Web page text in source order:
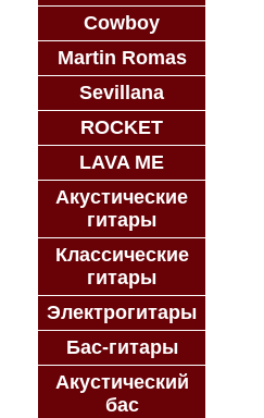
Cowboy
Martin Romas
Sevillana
ROCKET
LAVA ME
Акустические
гитары
Классические
гитары
Электрогитары
Бас-гитары
Акустический
бас